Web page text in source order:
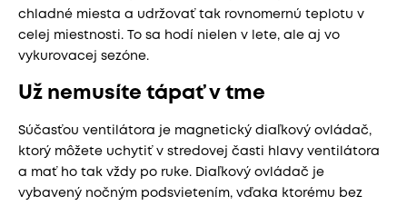
chladné miesta a udržovať tak rovnomernú teplotu v
celej miestnosti. To sa hodí nielen v lete, ale aj vo
vykurovacej sezóne.
Už nemusíte tápať v tme
Súčasťou ventilátora je magnetický diaľkový ovládač,
ktorý môžete uchytiť v stredovej časti hlavy ventilátora
a mať ho tak vždy po ruke. Diaľkový ovládač je
vybavený nočným podsvietením, vďaka ktorému bez